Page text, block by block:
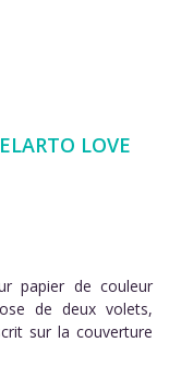
LOVE
papier de couleur
de deux volets,
sur la couverture